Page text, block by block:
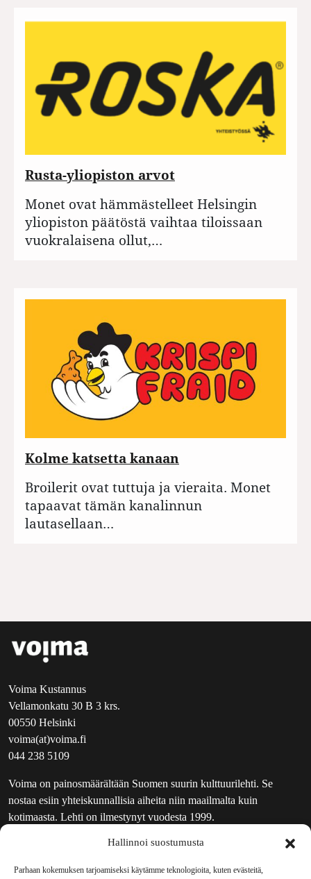
Hallinnoi suostumusta
Parhaan kokemuksen tarjoamiseksi käytämme teknologioita, kuten evästeitä,
Rusta-yliopiston arvot
Monet ovat hämmästelleet Helsingin
yliopiston päätöstä vaihtaa tiloissaan
vuokralaisena ollut,…
Kolme katsetta kanaan
Broilerit ovat tuttuja ja vieraita. Monet
tapaavat tämän kanalinnun
lautasellaan…
Voima Kustannus
Vellamonkatu 30 B 3 krs.
00550 Helsinki
voima(at)voima.fi
044 238 5109
Voima on painosmäärältään Suomen suurin kulttuurilehti. Se
nostaa esiin yhteiskunnallisia aiheita niin maailmalta kuin
kotimaasta. Lehti on ilmestynyt vuodesta 1999.
UUTISKIRJE